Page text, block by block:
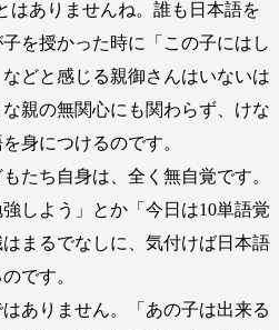
はありませんね。誰も日本語を
を授かった時に「この子にはし
どと感じる親御さんはいないは
親の無関心にも関わらず、けな
身につけるのです。
たち自身は、全く無自覚です。
しよう」とか「今日は10単語覚
まるでなしに、気付けば日本語
です。
ありません。「あの子は出来る